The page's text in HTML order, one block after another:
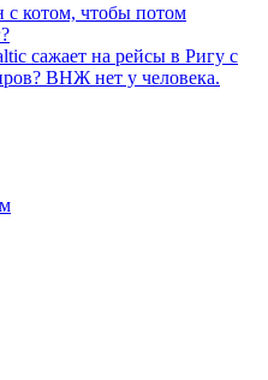
с котом, чтобы потом
сажает на рейсы в Ригу с
ВНЖ нет у человека.